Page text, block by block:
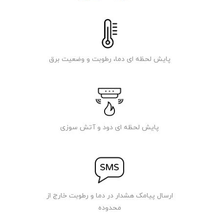
پایش لحظه ای دما، رطوبت و وضعیت برق
پایش لحظه ای دود و آتش سوزی
ارسال پیامک هشدار در دما و رطوبت خارج از
محدوده